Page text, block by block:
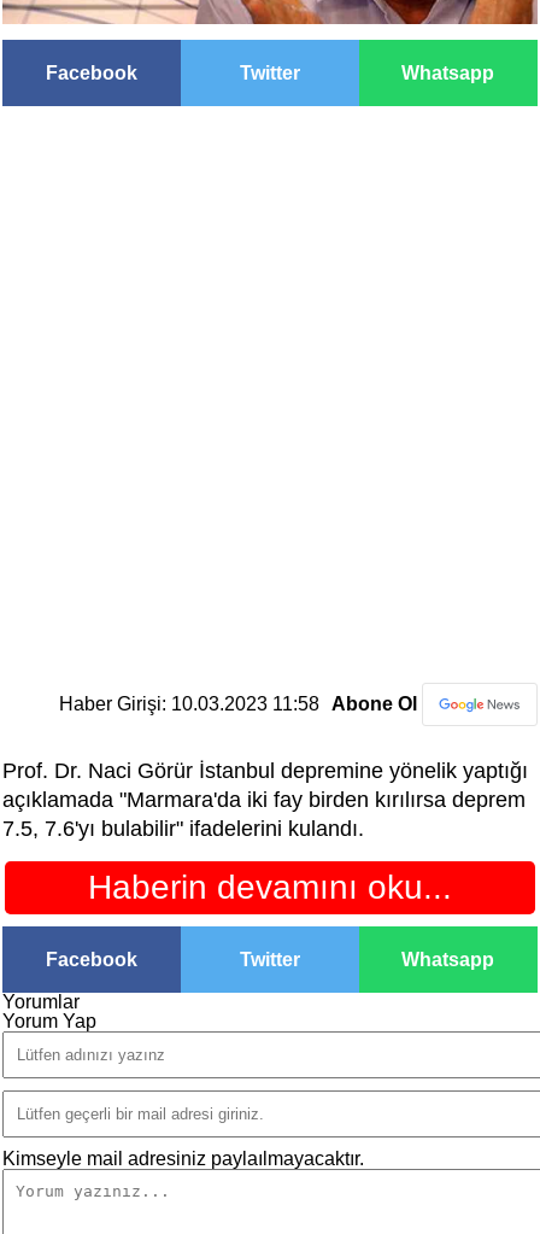
Facebook Twitter Whatsapp
Haber Girişi: 10.03.2023 11:58 Abone Ol
Prof. Dr. Naci Görür İstanbul depremine yönelik yaptığı
açıklamada "Marmara'da iki fay birden kırılırsa deprem
7.5, 7.6'yı bulabilir" ifadelerini kulandı.
Haberin devamını oku...
Facebook Twitter Whatsapp
Yorumlar
Yorum Yap
Kimseyle mail adresiniz paylaılmayacaktır.